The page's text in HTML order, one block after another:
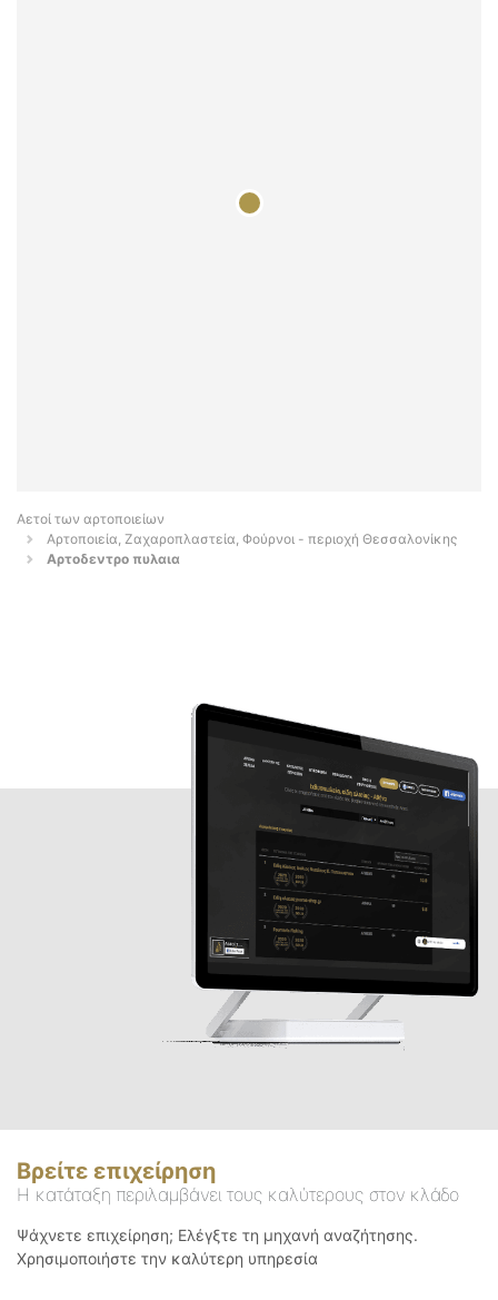
Αετοί των αρτοποιείων
Αρτοποιεία, Ζαχαροπλαστεία, Φούρνοι - περιοχή Θεσσαλονίκης
Αρτοδεντρο πυλαια
Βρείτε επιχείρηση
Η κατάταξη περιλαμβάνει τους καλύτερους στον κλάδο
Ψάχνετε επιχείρηση; Ελέγξτε τη μηχανή αναζήτησης.
Χρησιμοποιήστε την καλύτερη υπηρεσία